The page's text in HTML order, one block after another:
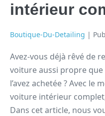
intérieur
Boutique-Du-Detailing |
Avez-vous déjà rêvé de
voiture aussi propre
l’avez achetée ? Avec le
voiture intérieur
Dans cet article, nous